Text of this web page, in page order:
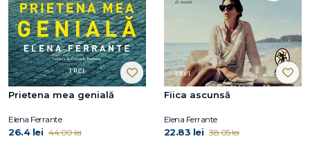
Prietena mea genială
Elena Ferrante
26.4 lei 44.00 lei
Fiica ascunsă
Elena Ferrante
22.83 lei 38.05 lei